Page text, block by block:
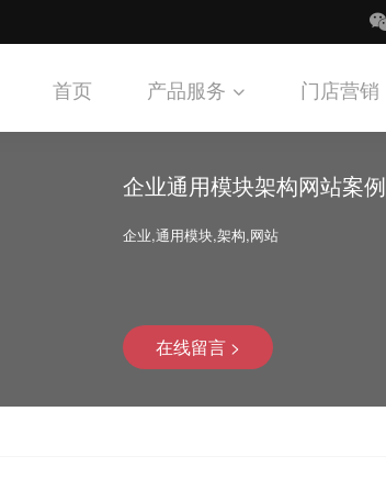
首页 产品服务 门店营销
企业通用模块架构网站案例
企业,通用模块,架构,网站
在线留言 >